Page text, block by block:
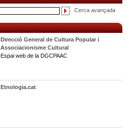
Cerca avançada
Direcció General de Cultura Popular i
Associacionisme Cultural
Espai web de la DGCPAAC
Etnologia.cat